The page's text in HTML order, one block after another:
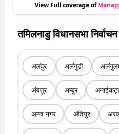
View Full coverage of
तमिलनाडु विधानसभा निर्वाचन
अलंदुर अलंगुडी
अंबत्तूर अम्बुर
अन्ना नगर अंतियुर